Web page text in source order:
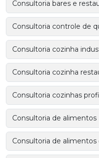
Consultoria bares e
Consultoria controle de
Consultoria cozinha
Consultoria cozinha
Consultoria cozinhas
Consultoria de alimentos
Consultoria de